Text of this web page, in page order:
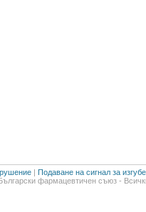
| Подаване на сигнал за
фармацевтичен съюз -